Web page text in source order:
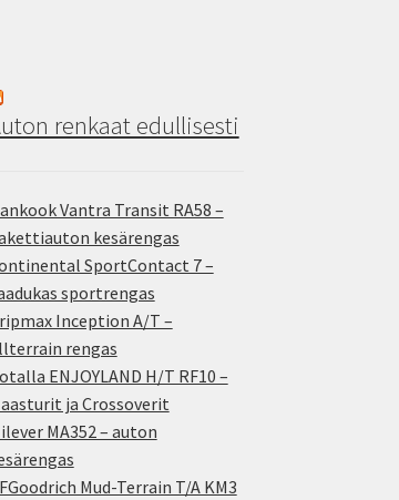
renkaat edullisesti
Vantra Transit RA58 –
kesärengas
SportContact 7 –
sportrengas
Inception A/T –
rengas
ENJOYLAND H/T RF10 –
ja Crossoverit
MA352 – auton
Mud-Terrain T/A KM3